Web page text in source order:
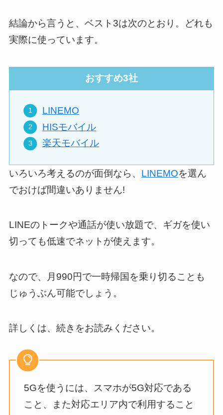
結論から言うと、ベスト3は次のとおり。どれも
実際に使っています。
おすすめ3社
LINEMO
HISモバイル
楽天モバイル
いろいろ考えるのが面倒なら、 LINEMOを選ん
でおけば間違いありません!
LINEのトークや通話が使い放題で、ギガを使い
切っても低速でネットが使えます。
なので、月990円で一時帰国を乗り切ることも
じゅうぶん可能でしょう。
詳しくは、続きをお読みください。
5Gを使うには、スマホが5G対応である
こと、また対応エリア内で利用すること